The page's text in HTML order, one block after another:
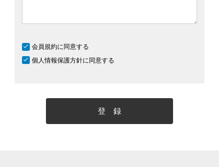
会員規約に同意する
個人情報保護方針に同意する
登 録